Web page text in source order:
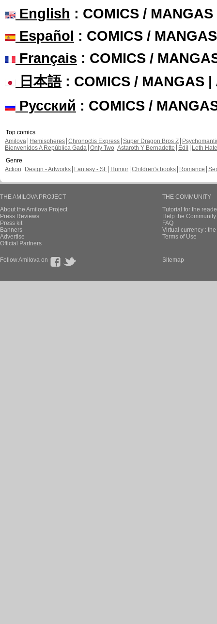
English : COMICS /
Español : COMICS /
Français : COMICS /
日本語: COMICS / MANGAS |
Русский : COMICS /
Top comics
Amilova
Hemispheres Chronoctis Express Super Dragon Bros Z
Bienvenidos A República Gada Only Two Astaroth Y Bernadette Edil
Leth Hate
Genre
Action
Design - Artworks Fantasy - SF Humor Children's books Romance
THE AMILOVA PROJECT
About the Amilova Project
Press Reviews
Press kit
Banners
Advertise
Official Partners
THE COMMUNITY
Tutorial for the
Help the
FAQ
Virtual currency :
Terms of Use
Follow Amilova on Sitemap